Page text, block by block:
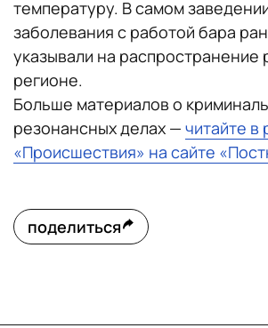
температуру. В самом
заболевания с работой бара
указывали на распространение
регионе.
Больше материалов о
резонансных делах — читайте в
«Происшествия» на сайте
поделиться